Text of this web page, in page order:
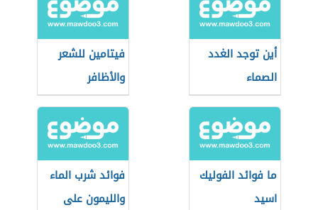
أين توجد الغدد
الصماء
فيتامين للشعر
والأظافر
ما فوائد الفوليك
اسيد
فوائد شرب الماء
والليمون على